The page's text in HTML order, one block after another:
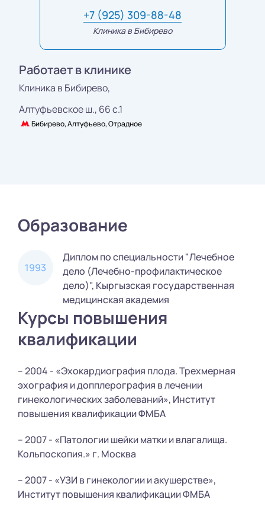
+7 (925) 309-88-48
Клиника в Бибирево
Работает в клинике
Клиника в Бибирево,
Алтуфьевское ш., 66 с.1
Бибирево, Алтуфьево, Отрадное
Образование
1993
Диплом по специальности "Лечебное
дело (Лечебно-профилактическое
дело)", Кыргызская государственная
медицинская академия
Курсы повышения
квалификации
– 2004 - «Эхокардиография плода. Трехмерная
эхография и допплерография в лечении
гинекологических заболеваний», Институт
повышения квалификации ФМБА
– 2007 - «Патологии шейки матки и влагалища.
Кольпоскопия.» г. Москва
– 2007 - «УЗИ в гинекологии и акушерстве»,
Институт повышения квалификации ФМБА